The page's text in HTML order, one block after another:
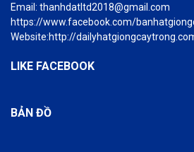
Email: thanhdatltd2018@gmail.com
https://www.facebook.com/
Website:http://
LIKE FACEBOOK
BẢN ĐỒ